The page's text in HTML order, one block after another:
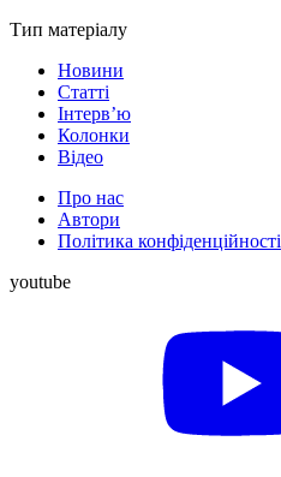
Тип матеріалу
Новини
Статті
Інтерв’ю
Колонки
Відео
Про нас
Автори
Політика конфіденційності
youtube